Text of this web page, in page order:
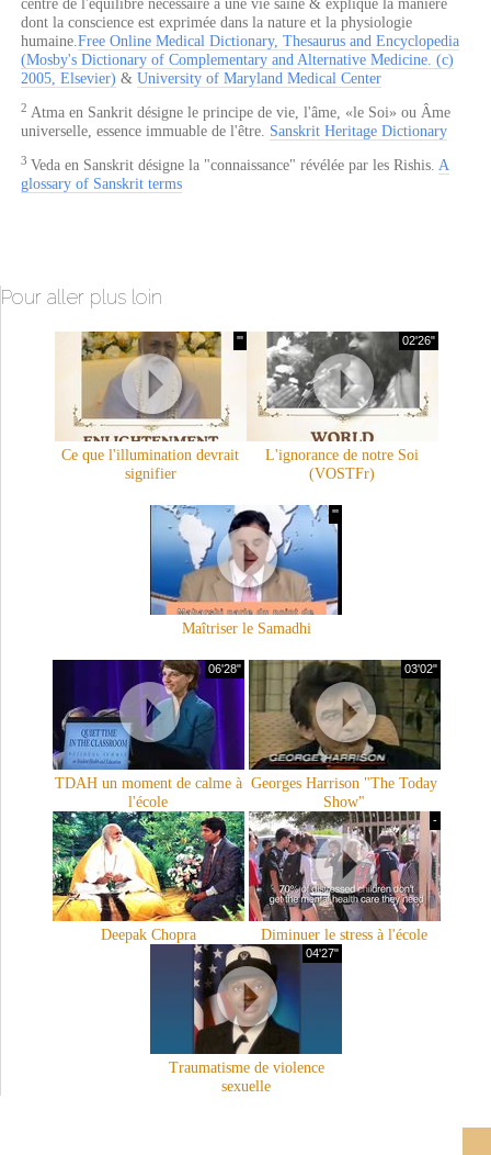
centre de l'équilibre nécessaire à une vie saine & explique la manière
dont la conscience est exprimée dans la nature et la physiologie
humaine. Free Online Medical Dictionary, Thesaurus and Encyclopedia
(Mosby's Dictionary of Complementary and Alternative Medicine. (c)
2005, Elsevier) & University of Maryland Medical Center
2 Atma en Sankrit désigne le principe de vie, l'âme, «le Soi» ou Âme
universelle, essence immuable de l'être. Sanskrit Heritage Dictionary
3 Veda en Sanskrit désigne la "connaissance" révélée par les Rishis. A
glossary of Sanskrit terms
Pour aller plus loin
Ce que l'illumination devrait
signifier
'"
L'ignorance de notre Soi
(VOSTFr)
02'26"
Maîtriser le Samadhi
'"
TDAH un moment de calme à
l'école
06'28"
Georges Harrison "The Today
Show"
03'02"
Deepak Chopra Diminuer le stress à l'école
-
Traumatisme de violence
sexuelle
04'27"